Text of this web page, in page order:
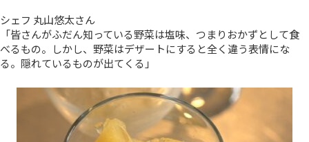
シェフ 丸山悠太さん
「皆さんがふだん知っている野菜は塩味、つまりおかずとして食
べるもの。しかし、野菜はデザートにすると全く違う表情にな
る。隠れているものが出てくる」